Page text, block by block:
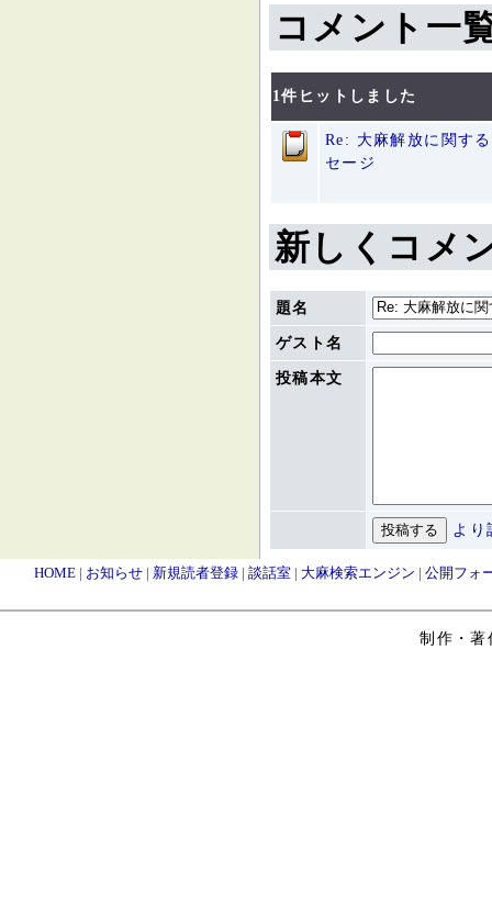
コメント一
1件ヒットしました
Re: 大麻解放に関す
セージ
新しくコメ
題名
ゲスト名
投稿本文
より
HOME | お知らせ | 新規読者登録 | 談話室 | 大麻検索エンジン | 公開フォ
制作・